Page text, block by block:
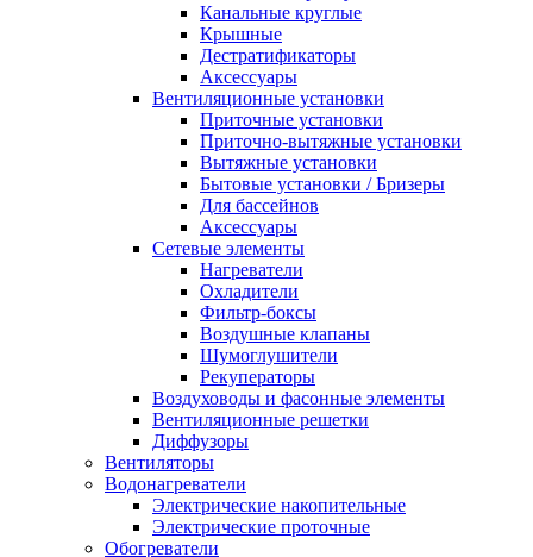
Канальные круглые
Крышные
Дестратификаторы
Аксессуары
Вентиляционные установки
Приточные установки
Приточно-вытяжные установки
Вытяжные установки
Бытовые установки / Бризеры
Для бассейнов
Аксессуары
Сетевые элементы
Нагреватели
Охладители
Фильтр-боксы
Воздушные клапаны
Шумоглушители
Рекуператоры
Воздуховоды и фасонные элементы
Вентиляционные решетки
Диффузоры
Вентиляторы
Водонагреватели
Электрические накопительные
Электрические проточные
Обогреватели